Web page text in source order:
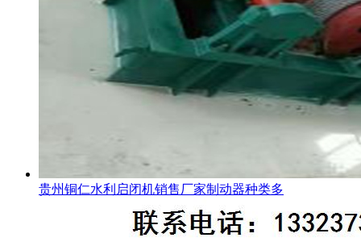
贵州铜仁水利启闭机销售厂家制动器种类多